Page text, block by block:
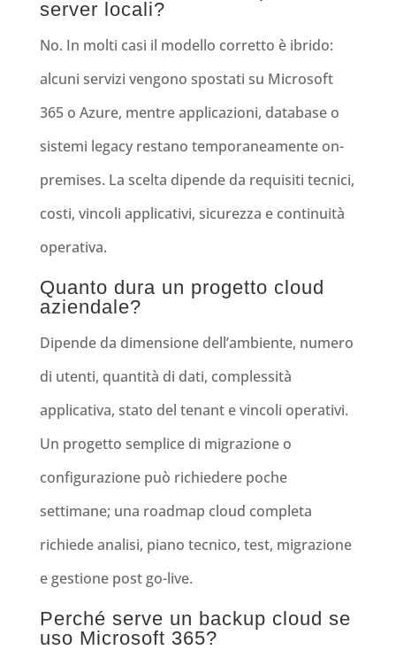
server locali?
No. In molti casi il modello corretto è ibrido:
alcuni servizi vengono spostati su Microsoft
365 o Azure, mentre applicazioni, database o
sistemi legacy restano temporaneamente on-
premises. La scelta dipende da requisiti tecnici,
costi, vincoli applicativi, sicurezza e continuità
operativa.
Quanto dura un progetto cloud
aziendale?
Dipende da dimensione dell’ambiente, numero
di utenti, quantità di dati, complessità
applicativa, stato del tenant e vincoli operativi.
Un progetto semplice di migrazione o
configurazione può richiedere poche
settimane; una roadmap cloud completa
richiede analisi, piano tecnico, test, migrazione
e gestione post go-live.
Perché serve un backup cloud se
uso Microsoft 365?